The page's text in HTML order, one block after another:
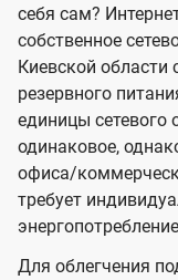
себя сам?
собственное
Киевской
резервного
единицы сетевого
одинаковое,
офиса/
требует
Для облегчения